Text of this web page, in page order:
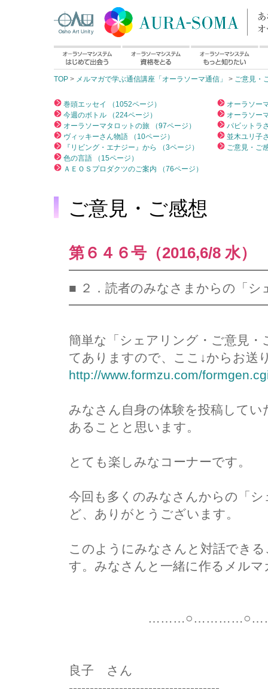
TOP > メルマガで学ぶ通信講座「オーラソーマ通信」 > ご意見・
巻頭エッセイ （1052ページ）
今週のボトル （224ページ）
オーラソーマタロットの旅 （97ページ）
ヴィッキーさん物語 （10ページ）
『リビング・エナジー』から （3ページ）
色の言語 （15ページ）
ＡＥＯＳプロダクツのご案内 （76ページ）
オーラソー
オーラソー
パビットラ
並木ユリ子
ご意見・ご
ご意見・ご感想
第６４６号（2016,6/8 水）
■ ２．読者のみなさまからの「シ
簡単な「シェアリング・ご意見
てありますので、ここ↓からお送
http://www.formzu.com/
みなさん自身の体験を投稿して
あることと思います。
とても楽しみなコーナーです。
今回も多くのみなさんからの「
ど、ありがとうございます。
このようにみなさんと対話でき
す。みなさんと一緒に作るメル
良子 さん